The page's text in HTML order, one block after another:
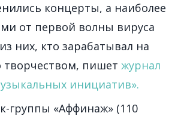
концерты, а наиболее
от первой волны вируса
них, кто зарабатывал на
творчеством, пишет журнал
инициатив».
группы «Аффинаж» (110